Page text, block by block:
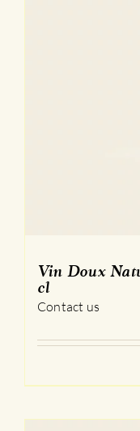
Vin Doux
cl
Contact us